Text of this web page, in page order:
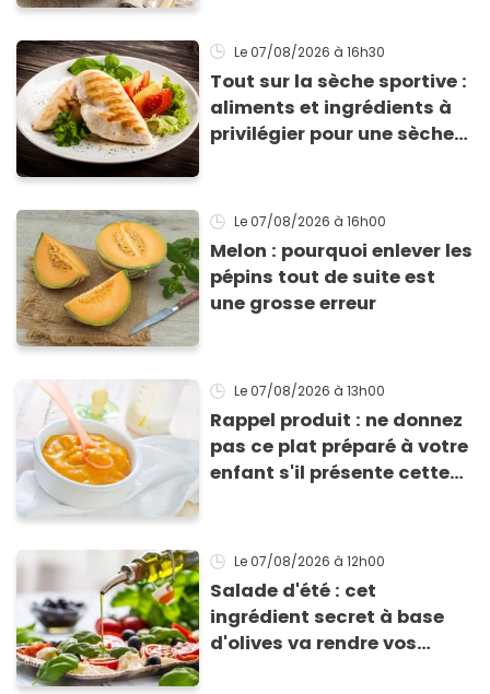
Le 07/08/2026 à 16h30
Tout sur la sèche sportive :
aliments et ingrédients à
privilégier pour une sèche
Le 07/08/2026 à 16h00
Melon : pourquoi enlever les
pépins tout de suite est
une grosse erreur
Le 07/08/2026 à 13h00
Rappel produit : ne donnez
pas ce plat préparé à votre
enfant s'il présente cette
Le 07/08/2026 à 12h00
Salade d'été : cet
ingrédient secret à base
d'olives va rendre vos